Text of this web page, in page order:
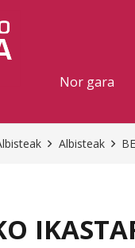
Nor gara
Albisteak